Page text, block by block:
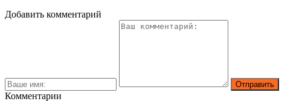
Добавить комментарий
Комментарии